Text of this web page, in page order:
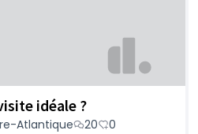
idéale ?
Atlantique 20 0